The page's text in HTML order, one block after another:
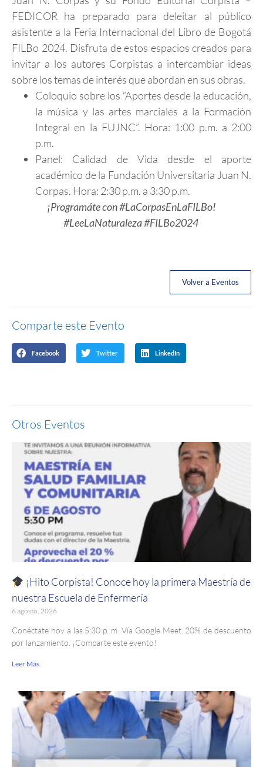
FEDICOR ha preparado para deleitar al público
asistente a la Feria Internacional del Libro de Bogotá
FILBo 2024. Disfruta de estos espacios creados para
invitar a los autores Corpistas a intercambiar ideas
sobre los temas de interés que abordan en sus obras.
Coloquio sobre los “Aportes desde la educación,
la música y las artes marciales a la Formación
Integral en la FUJNC”. Hora: 1:00 p.m. a 2:00
p.m.
Panel: Calidad de Vida desde el aporte
académico de la Fundación Universitaria Juan N.
Corpas. Hora: 2:30 p.m. a 3:30 p.m.
¡Programáte con #LaCorpasEnLaFILBo!
#LeeLaNaturaleza #FILBo2024
Volver a Eventos
Comparte este Evento
Facebook Twitter LinkedIn
Otros Eventos
¡Hito Corpista! Conoce hoy la primera Maestría de
nuestra Escuela de Enfermería
6 agosto, 2026
Conéctate hoy a las 5:30 p. m. Vía Google Meet. 20% de descuento
por lanzamiento. ¡Comparte este evento!
Leer Más